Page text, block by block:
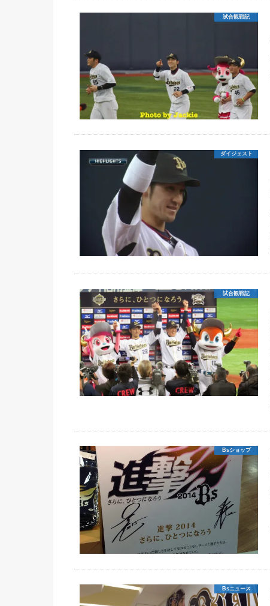
試合観戦記
ダイジェスト
試合観戦記
Bsショップ
Bsニュース